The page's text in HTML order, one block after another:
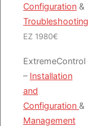
Configuration &
Troubleshooting
EZ 1980€
ExtremeControl
– Installation
and
Configuration &
Management